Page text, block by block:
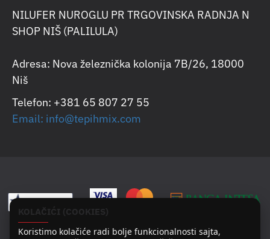
NILUFER NUROGLU PR TRGOVINSKA RADNJA N
SHOP NIŠ (PALILULA)
Adresa: Nova železnička kolonija 7B/26, 18000
Niš
Telefon: +381 65 807 27 55
Email: info@tepihmix.com
KOLAČIĆI (COOKIES)
Koristimo kolačiće radi bolje funkcionalnosti sajta,